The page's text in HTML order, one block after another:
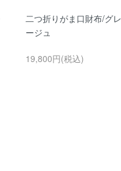
二つ折りがま口財布/グレ
ージュ
19,800円(税込)